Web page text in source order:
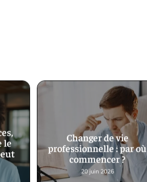
le
Changer de vie
professionnelle : par où
commencer ?
20 juin 2026